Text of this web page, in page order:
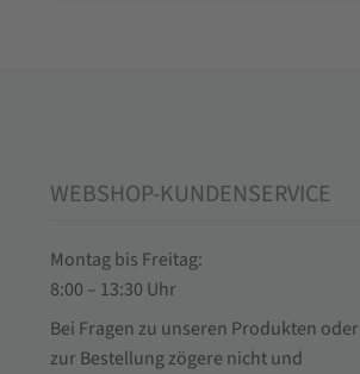
WEBSHOP-KUNDENSERVICE
Montag bis Freitag:
8:00 – 13:30 Uhr
Bei Fragen zu unseren Produkten oder
zur Bestellung zögere nicht und